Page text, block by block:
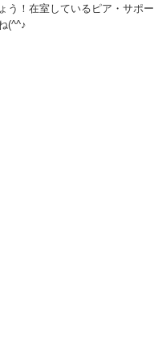
う！在室しているピア・サポー
(^^♪